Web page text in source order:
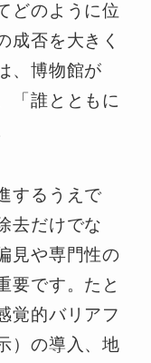
どのように位
成否を大きく
、博物館が
「誰とともに
するうえで
去だけでな
見や専門性の
要です。たと
覚的バリアフ
）の導入、地